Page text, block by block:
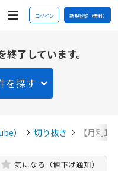
ログイン 新規登録（無料）
了しています。
を探す
） 切り抜き 【月利
気になる（値下げ通知）